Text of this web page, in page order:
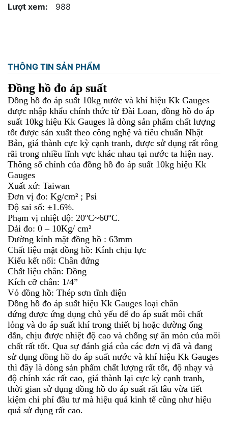
Lượt xem: 988
THÔNG TIN SẢN PHẨM
Đồng hồ đo áp suất
Đồng hồ đo áp suất 10kg nước và khí hiệu Kk Gauges
được nhập khẩu chính thức từ Đài Loan, đồng hồ đo áp
suất 10kg hiệu Kk Gauges là dòng sản phẩm chất lượng
tốt được sản xuất theo công nghệ và tiêu chuẩn Nhật
Bản, giá thành cực kỳ cạnh tranh, được sử dụng rất rông
rãi trong nhiều lĩnh vực khác nhau tại nước ta hiện nay.
Thông số chính của đồng hồ đo áp suất 10kg hiệu Kk
Gauges
Xuất xứ: Taiwan
Đơn vị đo: Kg/cm² ; Psi
Độ sai số: ±1.6%.
Phạm vị nhiệt độ: 20ºC~60ºC.
Dải đo: 0 – 10Kg/ cm²
Đường kính mặt đồng hồ : 63mm
Chất liệu mặt đồng hồ: Kính chịu lực
Kiểu kết nối: Chân đứng
Chất liệu chân: Đồng
Kích cỡ chân: 1/4”
Vỏ đồng hồ: Thép sơn tĩnh điện
Đồng hồ đo áp suất hiệu Kk Gauges loại chân
đứng được ứng dụng chủ yếu để đo áp suất môi chất
lỏng và đo áp suất khí trong thiết bị hoặc đường ống
dẫn, chịu được nhiệt độ cao và chống sự ăn mòn của môi
chất rất tốt. Qua sự đánh giá của các đơn vị đã và đang
sử dụng đồng hồ đo áp suất nước và khí hiệu Kk Gauges
thì đây là dòng sản phẩm chất lượng rất tốt, độ nhạy và
độ chính xác rất cao, giá thành lại cực kỳ cạnh tranh,
thời gian sử dụng đồng hồ đo áp suất rất lâu vừa tiết
kiệm chi phí đầu tư mà hiệu quả kinh tế cũng như hiệu
quả sử dụng rất cao.